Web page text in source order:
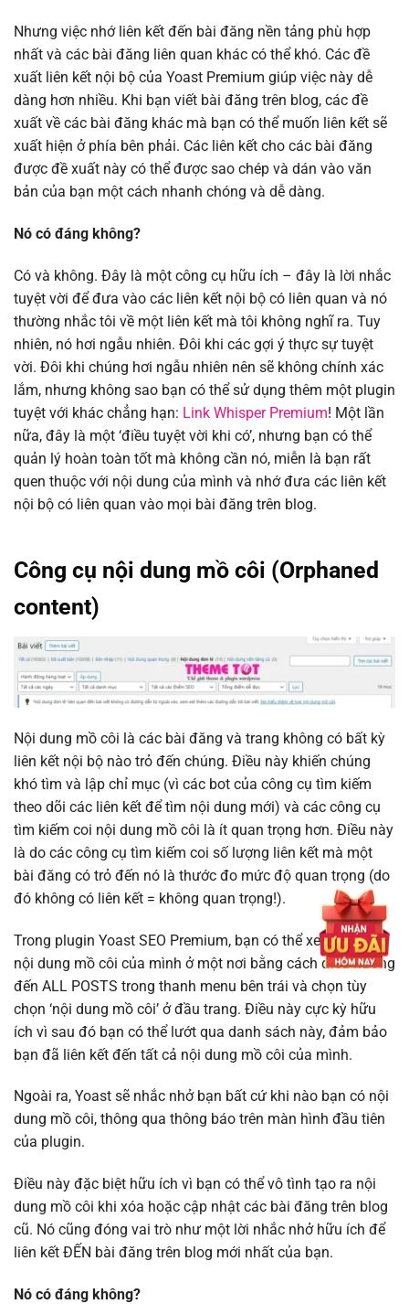
Nhưng việc nhớ liên kết đến bài đăng nền tảng phù hợp
nhất và các bài đăng liên quan khác có thể khó. Các đề
xuất liên kết nội bộ của Yoast Premium giúp việc này dễ
dàng hơn nhiều. Khi bạn viết bài đăng trên blog, các đề
xuất về các bài đăng khác mà bạn có thể muốn liên kết sẽ
xuất hiện ở phía bên phải. Các liên kết cho các bài đăng
được đề xuất này có thể được sao chép và dán vào văn
bản của bạn một cách nhanh chóng và dễ dàng.
Nó có đáng không?
Có và không. Đây là một công cụ hữu ích – đây là lời nhắc
tuyệt vời để đưa vào các liên kết nội bộ có liên quan và nó
thường nhắc tôi về một liên kết mà tôi không nghĩ ra. Tuy
nhiên, nó hơi ngẫu nhiên. Đôi khi các gợi ý thực sự tuyệt
vời. Đôi khi chúng hơi ngẫu nhiên nên sẽ không chính xác
lắm, nhưng không sao bạn có thể sử dụng thêm một plugin
tuyệt với khác chẳng hạn: Link Whisper Premium! Một lần
nữa, đây là một ‘điều tuyệt vời khi có’, nhưng bạn có thể
quản lý hoàn toàn tốt mà không cần nó, miễn là bạn rất
quen thuộc với nội dung của mình và nhớ đưa các liên kết
nội bộ có liên quan vào mọi bài đăng trên blog.
Công cụ nội dung mồ côi (Orphaned
content)
Nội dung mồ côi là các bài đăng và trang không có bất kỳ
liên kết nội bộ nào trỏ đến chúng. Điều này khiến chúng
khó tìm và lập chỉ mục (vì các bot của công cụ tìm kiếm
theo dõi các liên kết để tìm nội dung mới) và các công cụ
tìm kiếm coi nội dung mồ côi là ít quan trọng hơn. Điều này
là do các công cụ tìm kiếm coi số lượng liên kết mà một
bài đăng có trỏ đến nó là thước đo mức độ quan trọng (do
đó không có liên kết = không quan trọng!).
Trong plugin Yoast SEO Premium, bạn có thể xem tất cả
nội dung mồ côi của mình ở một nơi bằng cách điều hướng
đến ALL POSTS trong thanh menu bên trái và chọn tùy
chọn ‘nội dung mồ côi’ ở đầu trang. Điều này cực kỳ hữu
ích vì sau đó bạn có thể lướt qua danh sách này, đảm bảo
bạn đã liên kết đến tất cả nội dung mồ côi của mình.
Ngoài ra, Yoast sẽ nhắc nhở bạn bất cứ khi nào bạn có nội
dung mồ côi, thông qua thông báo trên màn hình đầu tiên
của plugin.
Điều này đặc biệt hữu ích vì bạn có thể vô tình tạo ra nội
dung mồ côi khi xóa hoặc cập nhật các bài đăng trên blog
cũ. Nó cũng đóng vai trò như một lời nhắc nhở hữu ích để
liên kết ĐẾN bài đăng trên blog mới nhất của bạn.
Nó có đáng không?